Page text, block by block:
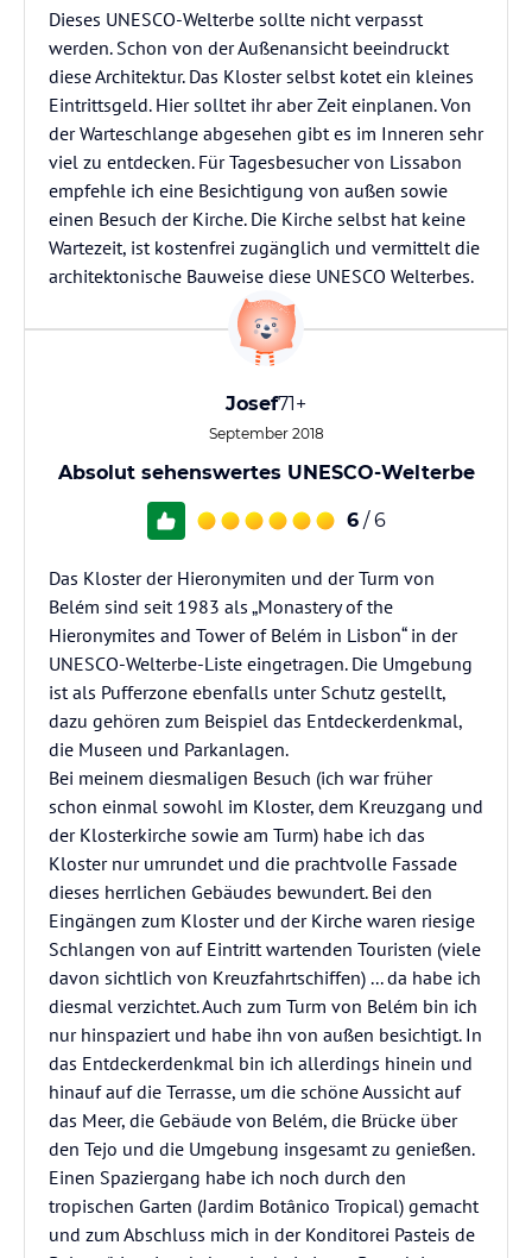
Dieses UNESCO-Welterbe sollte nicht verpasst
werden. Schon von der Außenansicht beeindruckt
diese Architektur. Das Kloster selbst kotet ein kleines
Eintrittsgeld. Hier solltet ihr aber Zeit einplanen. Von
der Warteschlange abgesehen gibt es im Inneren sehr
viel zu entdecken. Für Tagesbesucher von Lissabon
empfehle ich eine Besichtigung von außen sowie
einen Besuch der Kirche. Die Kirche selbst hat keine
Wartezeit, ist kostenfrei zugänglich und vermittelt die
architektonische Bauweise diese UNESCO Welterbes.
Josef71+
September 2018
Absolut sehenswertes UNESCO-Welterbe
6 / 6
Das Kloster der Hieronymiten und der Turm von
Belém sind seit 1983 als „Monastery of the
Hieronymites and Tower of Belém in Lisbon“ in der
UNESCO-Welterbe-Liste eingetragen. Die Umgebung
ist als Pufferzone ebenfalls unter Schutz gestellt,
dazu gehören zum Beispiel das Entdeckerdenkmal,
die Museen und Parkanlagen.
Bei meinem diesmaligen Besuch (ich war früher
schon einmal sowohl im Kloster, dem Kreuzgang und
der Klosterkirche sowie am Turm) habe ich das
Kloster nur umrundet und die prachtvolle Fassade
dieses herrlichen Gebäudes bewundert. Bei den
Eingängen zum Kloster und der Kirche waren riesige
Schlangen von auf Eintritt wartenden Touristen (viele
davon sichtlich von Kreuzfahrtschiffen) ... da habe ich
diesmal verzichtet. Auch zum Turm von Belém bin ich
nur hinspaziert und habe ihn von außen besichtigt. In
das Entdeckerdenkmal bin ich allerdings hinein und
hinauf auf die Terrasse, um die schöne Aussicht auf
das Meer, die Gebäude von Belém, die Brücke über
den Tejo und die Umgebung insgesamt zu genießen.
Einen Spaziergang habe ich noch durch den
tropischen Garten (Jardim Botânico Tropical) gemacht
und zum Abschluss mich in der Konditorei Pasteis de